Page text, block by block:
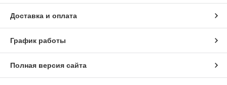
Доставка и оплата
График работы
Полная версия сайта